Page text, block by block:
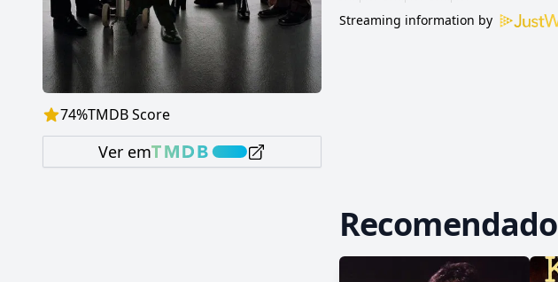
74%TMDB Score
Ver em
Streaming information by
Recomendado